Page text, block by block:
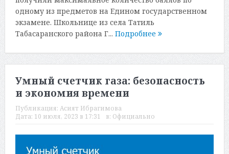
одному из предметов на Едином государственном
экзамене. Школьнице из села Татиль
Табасаранского района Г... Подробнее
Умный счетчик газа: безопасность
и экономия времени
Публикация: Асият Ибрагимова
Дата: 10 июля, 2023 в 17:31 в: Официально